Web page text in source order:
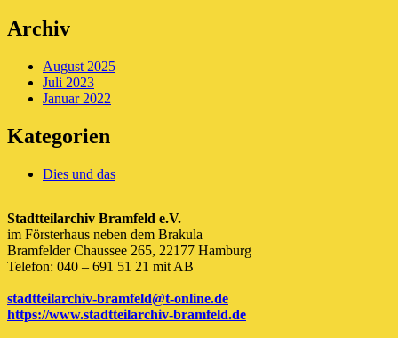
Archiv
August 2025
Juli 2023
Januar 2022
Kategorien
Dies und das
Stadtteilarchiv Bramfeld e.V.
im Försterhaus neben dem Brakula
Bramfelder Chaussee 265, 22177 Hamburg
Telefon: 040 – 691 51 21 mit AB
stadtteilarchiv-bramfeld@t-online.de
https://www.stadtteilarchiv-bramfeld.de